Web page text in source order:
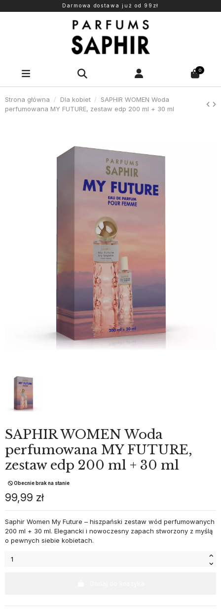
Darmowa dostawa już od 99zł
0
Strona główna Dla kobiet
SAPHIR WOMEN Woda
perfumowana MY FUTURE, zestaw edp 200 ml + 30 ml
SAPHIR WOMEN Woda
perfumowana MY FUTURE,
zestaw edp 200 ml + 30 ml
Obecnie brak na stanie
99,99 zł
Saphir Women My Future – hiszpański zestaw wód perfumowanych
200 ml + 30 ml. Elegancki i nowoczesny zapach stworzony z myślą
o pewnych siebie kobietach.